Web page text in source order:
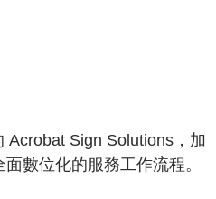
Acrobat Sign Solutions，加
數位化的服務工作流程。